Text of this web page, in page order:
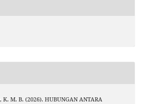
K. M. B. (2026). HUBUNGAN ANTARA